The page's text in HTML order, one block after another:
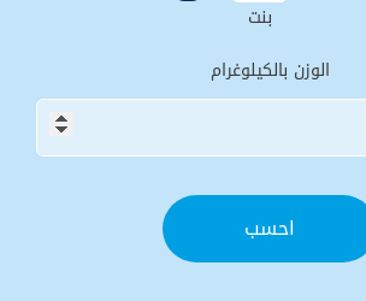
بنت
الوزن بالكيلوغرام